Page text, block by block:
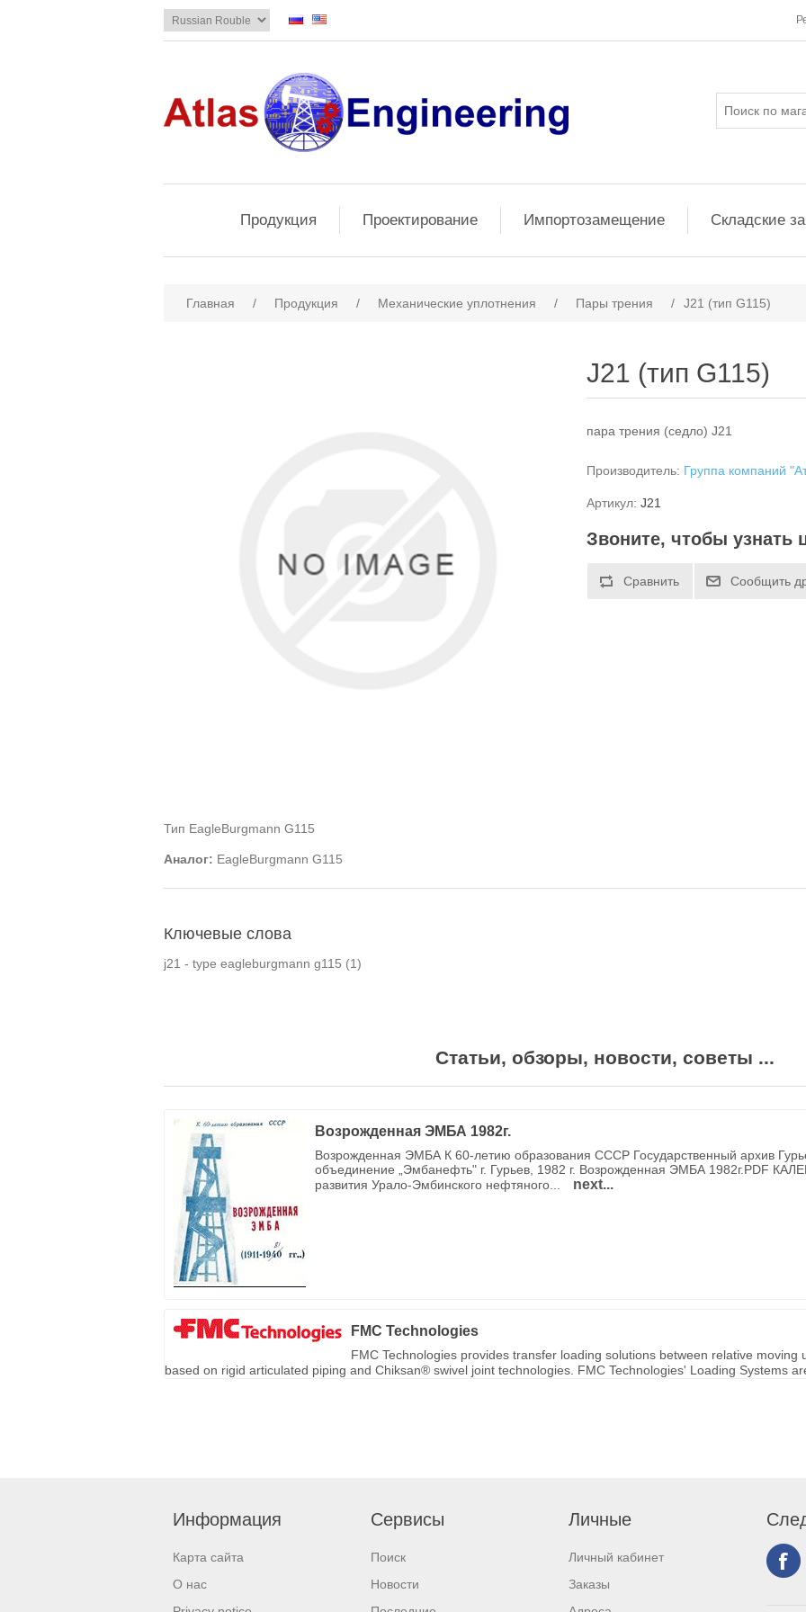
Продукция Проектирование Импортозамещение Складские
Главная / Продукция / Механические уплотнения / Пары трения / J21 (тип G115)
J21 (тип G115)
пара трения (седло) J21
Производитель: Группа компаний
Артикул: J21
Звоните, чтобы узнать
Тип EagleBurgmann G115
Аналог: EagleBurgmann G115
Ключевые слова
j21 - type eagleburgmann g115 (1)
Статьи, обзоры, новости, советы ...
Возрожденная ЭМБА 1982г.
Возрожденная ЭМБА К 60-летию образования СССР Государственный архив
объединение „Эмбанефть" г. Гурьев, 1982 г. Возрожденная ЭМБА 1982г.PDF
развития Урало-Эмбинского нефтяного...
next...
FMC Technologies
FMC Technologies provides transfer loading solutions between relative
based on rigid articulated piping and Chiksan® swivel joint technologies. FMC Technologies' Loading Systems
Информация
Карта сайта
О нас
Сервисы
Поиск
Новости
Личные
Личный кабинет
Заказы